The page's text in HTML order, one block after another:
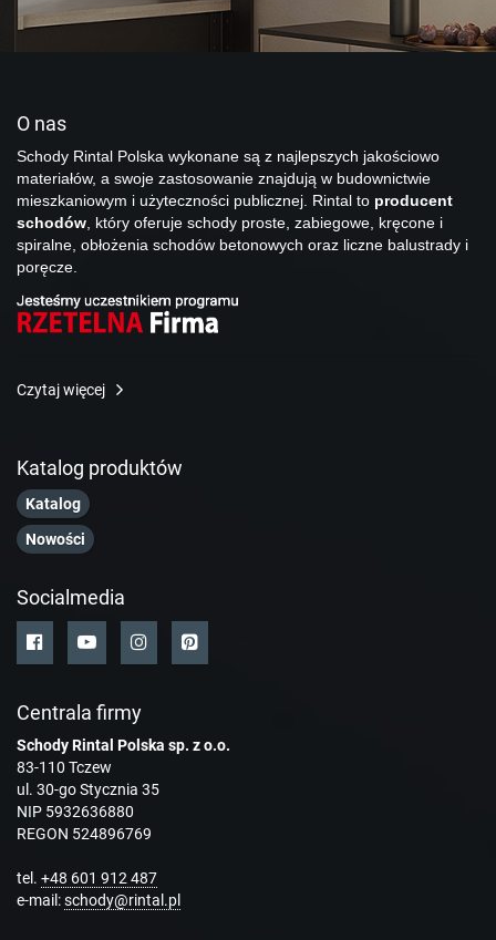
O nas
Schody Rintal Polska wykonane są z najlepszych jakościowo
materiałów, a swoje zastosowanie znajdują w budownictwie
mieszkaniowym i użyteczności publicznej. Rintal to producent
schodów , który oferuje schody proste, zabiegowe, kręcone i
spiralne, obłożenia schodów betonowych oraz liczne balustrady i
poręcze.
Czytaj więcej
Katalog produktów
Katalog
Nowości
Socialmedia
Centrala firmy
Schody Rintal Polska sp. z o.o.
83-110 Tczew
ul. 30-go Stycznia 35
NIP 5932636880
REGON 524896769
tel. +48 601 912 487
e-mail:schody@rintal.pl